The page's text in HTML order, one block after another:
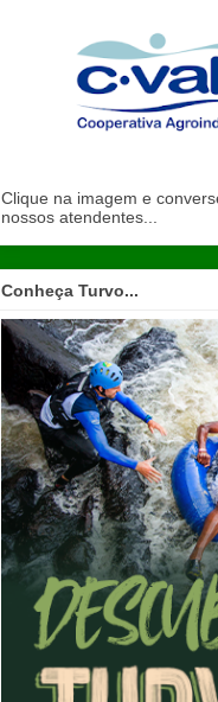
Clique na imagem e
nossos atendentes...
Conheça Turvo...